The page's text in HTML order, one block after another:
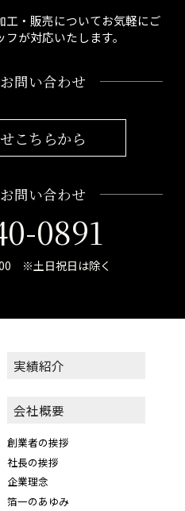
・販売についてお気軽にご
が対応いたします。
問い合わせ
こちらから
問い合わせ
0891
※土日祝日は除く
実績紹介
会社概要
創業者の挨拶
社長の挨拶
企業理念
箔一のあゆみ